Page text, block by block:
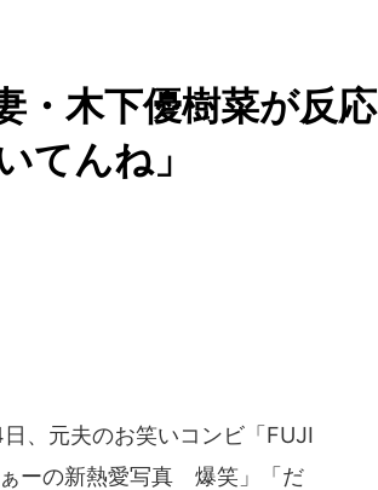
木下優樹菜が反応
てんね」
、元夫のお笑いコンビ「FUJI
ーの新熱愛写真 爆笑」「だ